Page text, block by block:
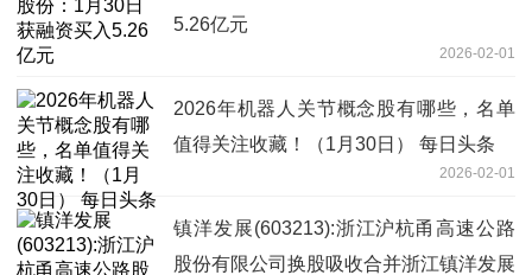
5.26亿元
2026-02-01
2026年机器人关节概念股有哪些，名单
值得关注收藏！（1月30日） 每日头条
2026-02-01
镇洋发展(603213):浙江沪杭甬高速公路
股份有限公司换股吸收合并浙江镇洋发展